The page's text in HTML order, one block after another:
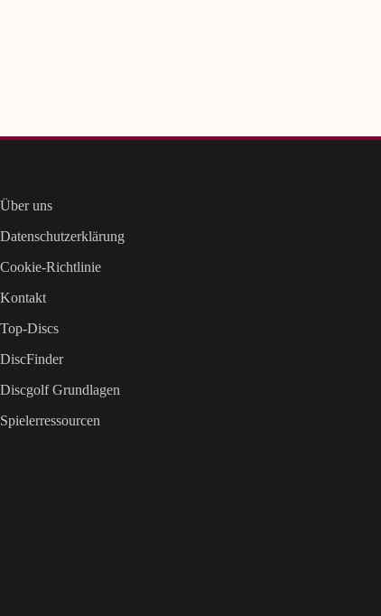
Über uns
Datenschutzerklärung
Cookie-Richtlinie
Kontakt
Top-Discs
DiscFinder
Discgolf Grundlagen
Spielerressourcen